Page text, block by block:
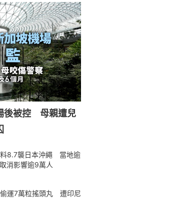
後被控 母親遭兒
料8.7襲日本沖繩 當地逾
消影響逾9萬人
運7萬粒搖頭丸 遭印尼